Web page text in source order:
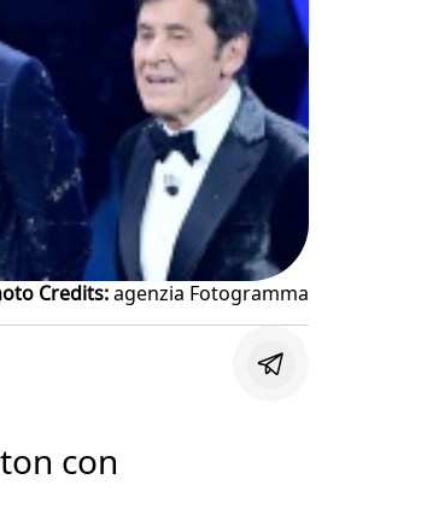
Credits:agenzia Fotogramma
con